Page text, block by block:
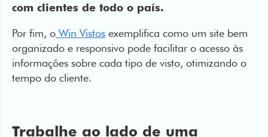
com clientes de todo o país.
Por fim, o Win Vistos exemplifica como um site bem
organizado e responsivo pode facilitar o acesso às
informações sobre cada tipo de visto, otimizando o
tempo do cliente.
Trabalhe ao lado de uma